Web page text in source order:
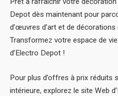
Depot dès maintenant pour
d’œuvres d’art et de
Transformez votre espace de
d’Electro Depot !
Pour plus d’offres à prix réduits
intérieure, explorez le site Web